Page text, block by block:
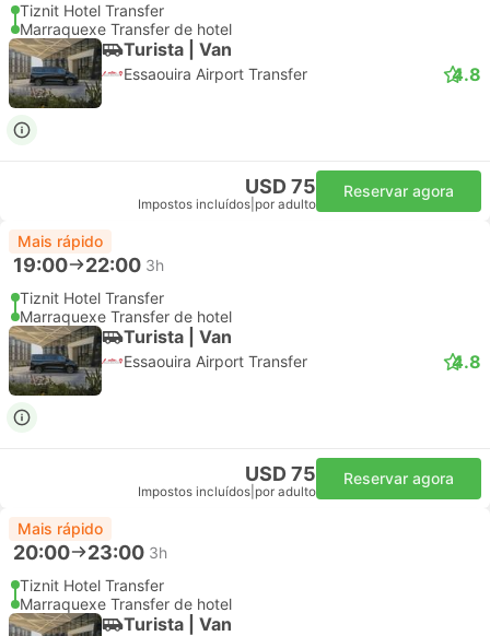
Tiznit Hotel Transfer
Marraquexe Transfer de hotel
Turista | Van
Essaouira Airport Transfer 4.8
USD 75
Impostos incluídos por adulto
Reservar agora
Mais rápido
19:00 22:00 3h
Tiznit Hotel Transfer
Marraquexe Transfer de hotel
Turista | Van
Essaouira Airport Transfer 4.8
USD 75
Impostos incluídos por adulto
Reservar agora
Mais rápido
20:00 23:00 3h
Tiznit Hotel Transfer
Marraquexe Transfer de hotel
Turista | Van